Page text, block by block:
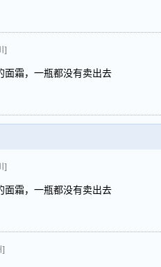
]
面霜，一瓶都没有卖出去
]
面霜，一瓶都没有卖出去